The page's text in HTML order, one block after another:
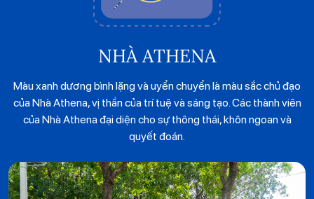
NHÀ ATHENA
Màu xanh dương bình lặng và uyển chuyển là màu sắc chủ đạo
của Nhà Athena, vị thần của trí tuệ và sáng tạo. Các thành viên
của Nhà Athena đại diện cho sự thông thái, khôn ngoan và
quyết đoán.